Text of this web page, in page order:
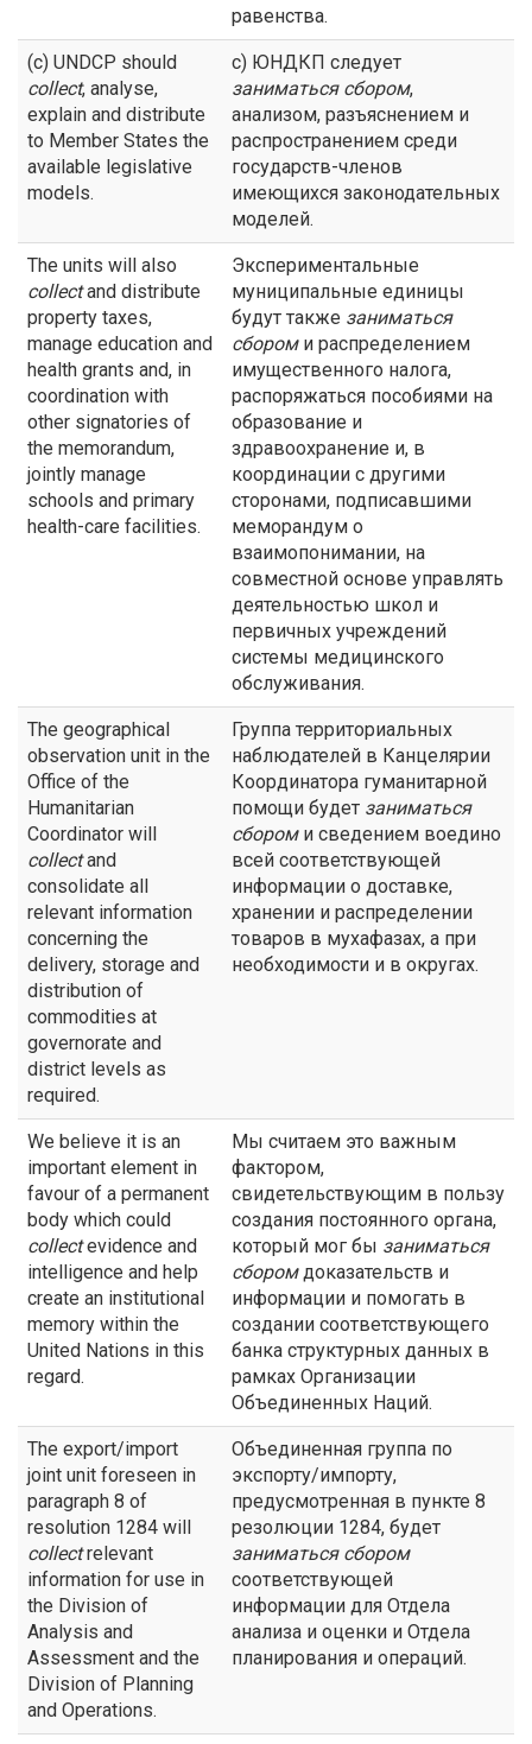
равенства.
(c) UNDCP should
collect, analyse,
explain and distribute
to Member States the
available legislative
models.
с) ЮНДКП следует
заниматься сбором,
анализом, разъяснением и
распространением среди
государств-членов
имеющихся законодательных
моделей.
The units will also
collectand distribute
property taxes,
manage education and
health grants and, in
coordination with
other signatories of
the memorandum,
jointly manage
schools and primary
health-care facilities.
Экспериментальные
муниципальные единицы
будут также заниматься
сбороми распределением
имущественного налога,
распоряжаться пособиями на
образование и
здравоохранение и, в
координации с другими
сторонами, подписавшими
меморандум о
взаимопонимании, на
совместной основе управлять
деятельностью школ и
первичных учреждений
системы медицинского
обслуживания.
The geographical
observation unit in the
Office of the
Humanitarian
Coordinator will
collectand
consolidate all
relevant information
concerning the
delivery, storage and
distribution of
commodities at
governorate and
district levels as
required.
Группа территориальных
наблюдателей в Канцелярии
Координатора гуманитарной
помощи будет заниматься
сбороми сведением воедино
всей соответствующей
информации о доставке,
хранении и распределении
товаров в мухафазах, а при
необходимости и в округах.
We believe it is an
important element in
favour of a permanent
body which could
collectevidence and
intelligence and help
create an institutional
memory within the
United Nations in this
regard.
Мы считаем это важным
фактором,
свидетельствующим в пользу
создания постоянного органа,
который мог бы заниматься
сборомдоказательств и
информации и помогать в
создании соответствующего
банка структурных данных в
рамках Организации
Объединенных Наций.
The export/import
joint unit foreseen in
paragraph 8 of
resolution 1284 will
collectrelevant
information for use in
the Division of
Analysis and
Assessment and the
Division of Planning
and Operations.
Объединенная группа по
экспорту/импорту,
предусмотренная в пункте 8
резолюции 1284, будет
заниматься сбором
соответствующей
информации для Отдела
анализа и оценки и Отдела
планирования и операций.